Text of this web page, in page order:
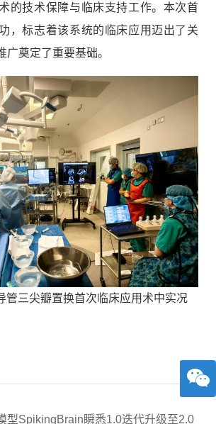
的技术保障与临床支持工作。本次首
，标志着该系统的临床应用迈出了关
广奠定了重要基础。
管三尖瓣置换首次临床应用术中实况
型SpikingBrain瞬悉1.0迭代升级至2.0